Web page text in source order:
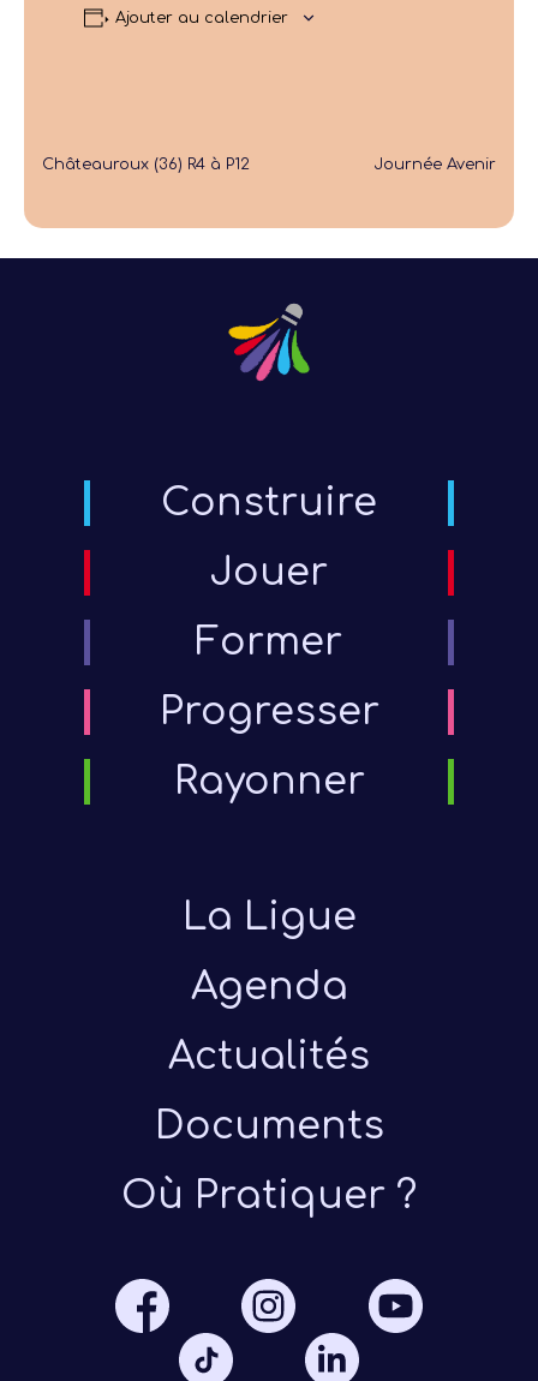
Ajouter au calendrier
Châteauroux (36) R4 à P12 Journée Avenir
Construire
Jouer
Former
Progresser
Rayonner
La Ligue
Agenda
Actualités
Documents
Où Pratiquer ?